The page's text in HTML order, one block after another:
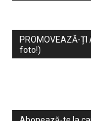
PROMOVEAZĂ-ȚI
foto!)